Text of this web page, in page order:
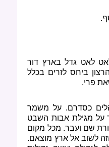
לאט גדל בארץ דור
ביחס לזרים בכלל
פרי.
כסדרם. על משמר
על מגילת אבות השבט
שם ועבר. מכל מקום
לשוב אל ארץ מוצאם.